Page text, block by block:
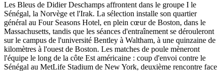
Les Bleus de Didier Deschamps affrontent dans le groupe I le
Sénégal, la Norvège et l'Irak. La sélection installe son quartier
général au Four Seasons Hotel, en plein cœur de Boston, dans le
Massachusetts, tandis que les séances d'entraînement se dérouleront
sur le campus de l'université Bentley à Waltham, à une quinzaine de
kilomètres à l'ouest de Boston. Les matches de poule mèneront
l'équipe le long de la côte Est américaine : coup d'envoi contre le
Sénégal au MetLife Stadium de New York, deuxième rencontre face